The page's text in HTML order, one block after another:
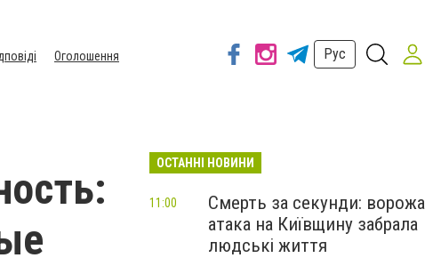
Оголошення
Рус
ОСТАННІ НОВИНИ
Смерть за секунди: ворожа
атака на Київщину забрала
людські життя
11:00